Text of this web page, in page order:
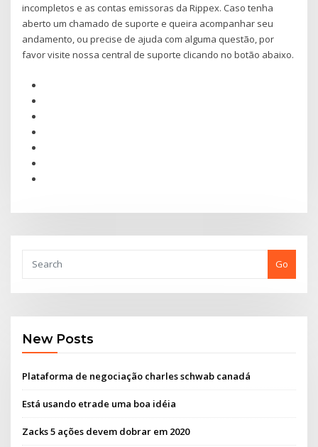
incompletos e as contas emissoras da Rippex. Caso tenha
aberto um chamado de suporte e queira acompanhar seu
andamento, ou precise de ajuda com alguma questão, por
favor visite nossa central de suporte clicando no botão abaixo.
Go
New Posts
Plataforma de negociação charles schwab canadá
Está usando etrade uma boa idéia
Zacks 5 ações devem dobrar em 2020